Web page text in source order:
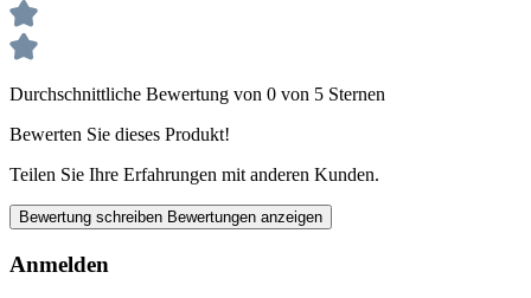
Durchschnittliche Bewertung von 0 von 5 Sternen
Bewerten Sie dieses Produkt!
Teilen Sie Ihre Erfahrungen mit anderen Kunden.
Bewertung schreiben Bewertungen anzeigen
Anmelden